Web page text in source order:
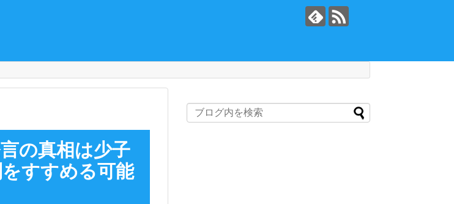
の真相は少子
すすめる可能